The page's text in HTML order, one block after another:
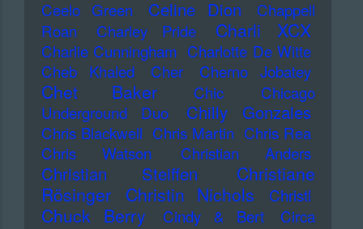
Ceelo Green
Celine Dion
Chappell
Roan
Charley Pride Charli XCX
Charlie Cunningham Charlotte De Witte
Cheb Khaled
Cher Cherno Jobatey
Chet Baker Chic
Chicago
Underground Duo
Chilly Gonzales
Chris Blackwell Chris Martin Chris Rea
Chris Watson
Christian Anders
Christian Steiffen
Christiane
Rösinger
Christin Nichols Christl
Chuck Berry Cindy & Bert
Circa